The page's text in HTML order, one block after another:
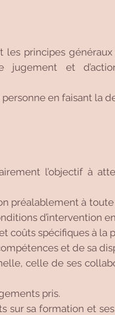
les principes
jugement et
en faisant la
l’objectif à
préalablement à
d’intervention
coûts spécifiques à la
et de sa
celle de ses
pris.
sur sa formation et